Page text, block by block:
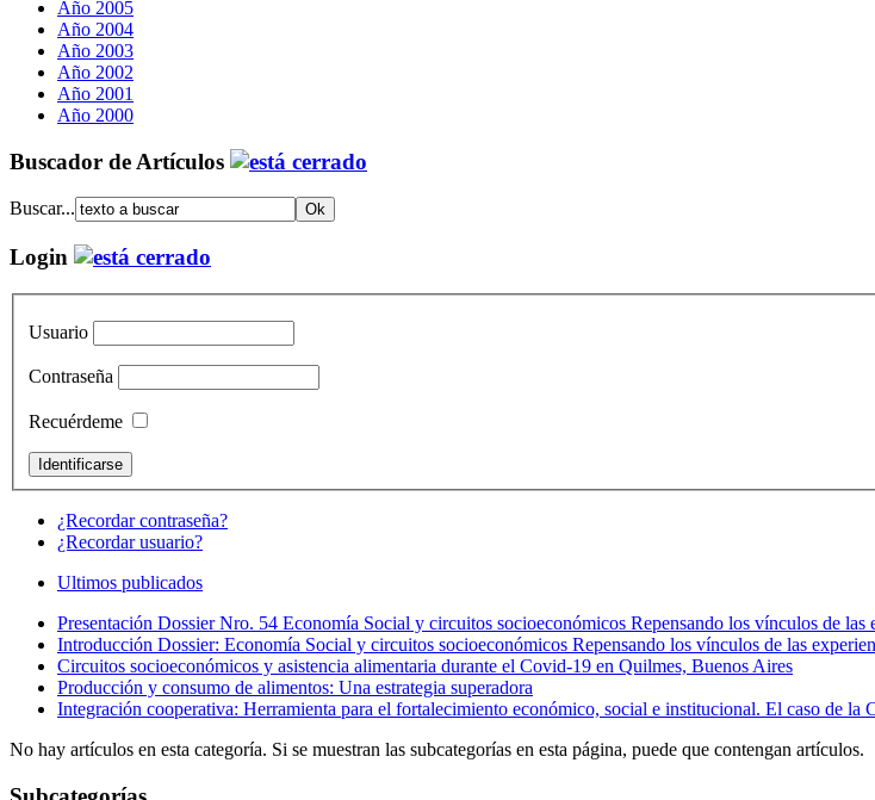
Año 2005
Año 2004
Año 2003
Año 2002
Año 2001
Año 2000
Buscador de Artículos
Buscar...
Login
Usuario
Contraseña
Recuérdeme
¿Recordar contraseña?
¿Recordar usuario?
Ultimos publicados
Presentación Dossier Nro. 54 Economía Social y circuitos socioeconómicos Repensando los vínculos de las
Introducción Dossier: Economía Social y circuitos socioeconómicos Repensando los vínculos de las
Circuitos socioeconómicos y asistencia alimentaria durante el Covid-19 en Quilmes, Buenos Aires
Producción y consumo de alimentos: Una estrategia superadora
Integración cooperativa: Herramienta para el fortalecimiento económico, social e institucional. El caso de la
No hay artículos en esta categoría. Si se muestran las subcategorías en esta página, puede que contengan artículos.